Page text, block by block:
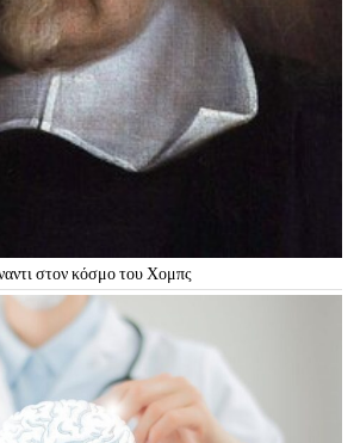
στον κόσμο του Χομπς